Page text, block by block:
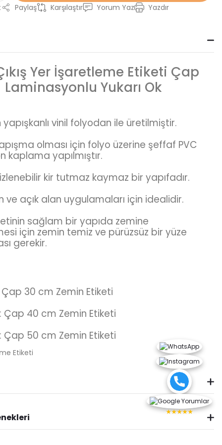
Paylaş Karşılaştır Yorum Yaz Yazdır
Yer İşaretleme Etiketi Çap
Laminasyonlu Yukarı Ok
vinil folyodan ile üretilmiştir.
olması için folyo üzerine şeffaf PVC
kaplama yapılmıştır.
kir tutmaz kaymaz bir yapıfadır.
ve açık alan uygulamaları için idealidir.
sağlam bir yapıda zemine
için zemin temiz ve pürüzsüz bir yüze
gerekir.
Çap 30 cm Zemin Etiketi
Çap 40 cm Zemin Etiketi
Çap 50 cm Zemin Etiketi
★★★★★